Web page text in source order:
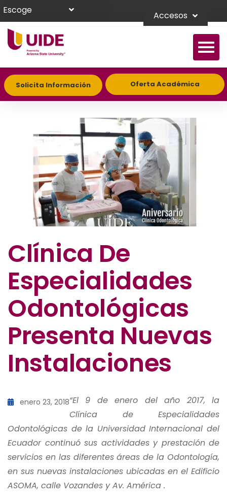
Escoge Accesos
Solicita Información Oferta Académica
Clínica De
Especialidades
Odontológicas
Presenta Nuevas
Instalaciones
enero 23, 2018“El 9 de enero del año 2017, la
Clínica de Especialidades
Odontológicas de la Universidad Internacional del
Ecuador continuó sus actividades y prestación de
servicios en las diferentes áreas de la Odontología,
en sus nuevas instalaciones ubicadas en el Edificio
ASOMA, calle Vozandes y Av. América .